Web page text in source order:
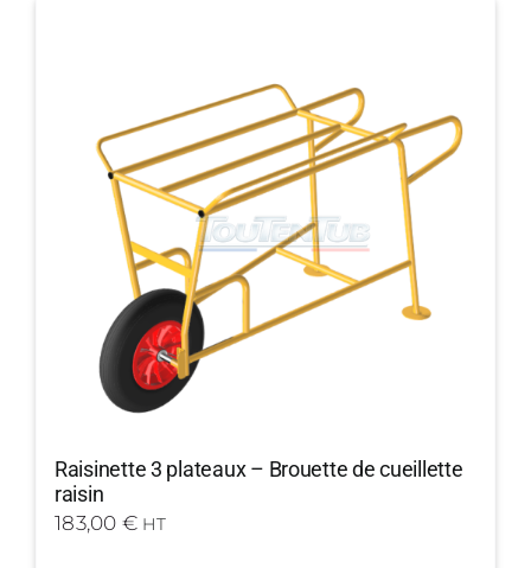
Raisinette 3 plateaux – Brouette de cueillette
raisin
183,00 € HT